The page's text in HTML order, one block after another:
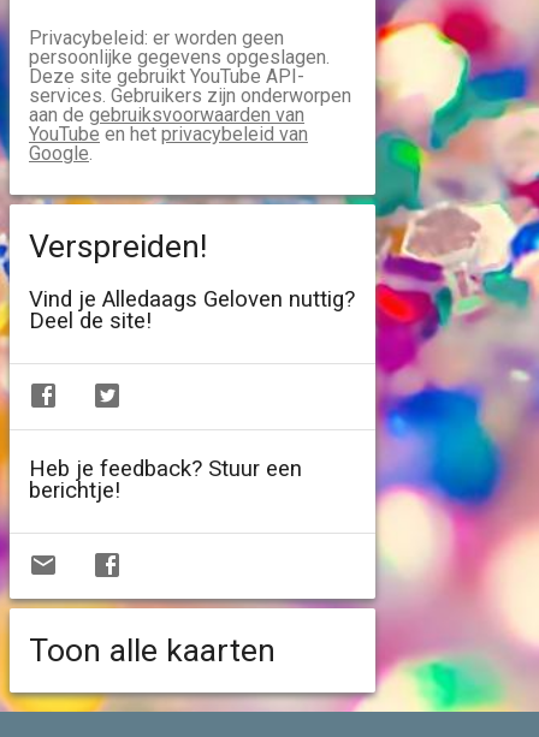
Privacybeleid: er worden geen
persoonlijke gegevens opgeslagen.
Deze site gebruikt YouTube API-
services. Gebruikers zijn onderworpen
aan de gebruiksvoorwaarden van
YouTube en het privacybeleid van
Google.
Verspreiden!
Vind je Alledaags Geloven nuttig?
Deel de site!
Heb je feedback? Stuur een
berichtje!
Toon alle kaarten